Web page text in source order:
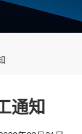
通知